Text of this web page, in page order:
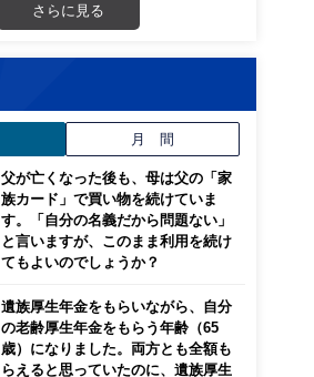
さらに見る
月 間
父が亡くなった後も、母は父の「家
族カード」で買い物を続けていま
す。「自分の名義だから問題ない」
と言いますが、このまま利用を続け
てもよいのでしょうか？
遺族厚生年金をもらいながら、自分
の老齢厚生年金をもらう年齢（65
歳）になりました。両方とも全額も
らえると思っていたのに、遺族厚生